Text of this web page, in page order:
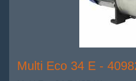
Multi Eco 34 E -